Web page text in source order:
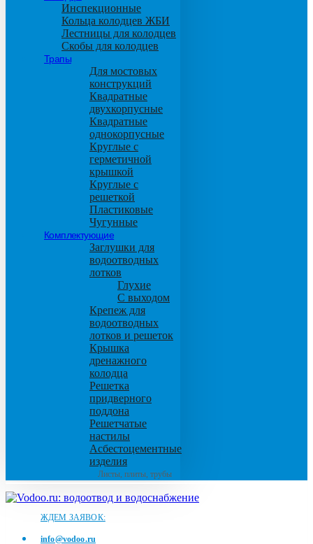
Инспекционные
Кольца колодцев ЖБИ
Лестницы для колодцев
Скобы для колодцев
Трапы
Для мостовых
конструкций
Квадратные
двухкорпусные
Квадратные
однокорпусные
Круглые с
герметичной
крышкой
Круглые с
решеткой
Пластиковые
Чугунные
Комплектующие
Заглушки для
водоотводных
лотков
Глухие
С выходом
Крепеж для
водоотводных
лотков и решеток
Крышка
дренажного
колодца
Решетка
придверного
поддона
Решетчатые
настилы
Асбестоцементные
изделия
Листы, плиты, трубы
ЖДЕМ ЗАЯВОК:
info@vodoo.ru